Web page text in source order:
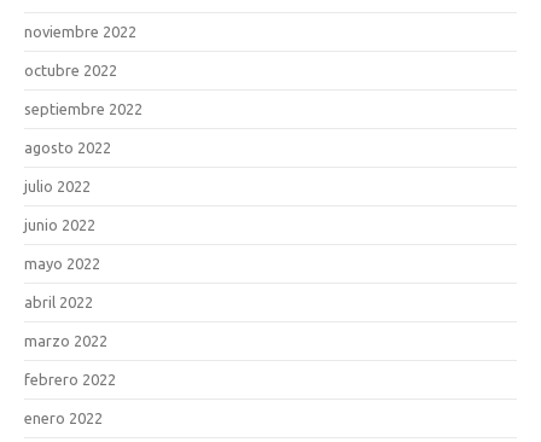
noviembre 2022
octubre 2022
septiembre 2022
agosto 2022
julio 2022
junio 2022
mayo 2022
abril 2022
marzo 2022
febrero 2022
enero 2022